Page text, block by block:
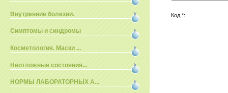
Внутренние болезни.
Симптомы и синдромы
Косметология. Маски ...
Неотложные состояния...
НОРМЫ ЛАБОРАТОРНЫХ А...
Код *: